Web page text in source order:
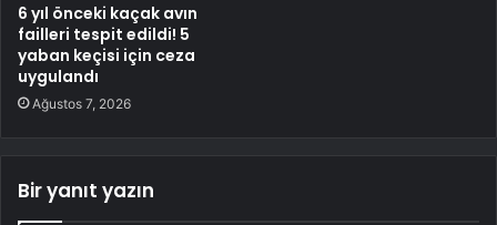
6 yıl önceki kaçak avın
failleri tespit edildi! 5
yaban keçisi için ceza
uygulandı
Ağustos 7, 2026
Bir yanıt yazın